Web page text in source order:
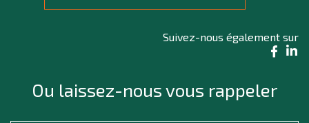
Suivez-nous également sur
Ou laissez-nous vous rappeler